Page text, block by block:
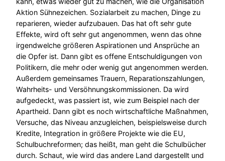
Aktion Sühnezeichen. Sozialarbeit zu machen, Dinge zu
reparieren, wieder aufzubauen. Das hat oft sehr gute
Effekte, wird oft sehr gut angenommen, wenn das ohne
irgendwelche größeren Aspirationen und Ansprüche an
die Opfer ist. Dann gibt es offene Entschuldigungen von
Politikern, die mehr oder wenig gut angenommen werden.
Außerdem gemeinsames Trauern, Reparationszahlungen,
Wahrheits- und Versöhnungskommissionen. Da wird
aufgedeckt, was passiert ist, wie zum Beispiel nach der
Apartheid. Dann gibt es noch wirtschaftliche Maßnahmen,
Versuche, das Niveau anzugleichen, beispielsweise durch
Kredite, Integration in größere Projekte wie die EU,
Schulbuchreformen; das heißt, man geht die Schulbücher
durch. Schaut, wie wird das andere Land dargestellt und